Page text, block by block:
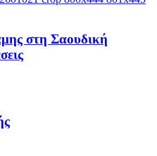
στη Σαουδική